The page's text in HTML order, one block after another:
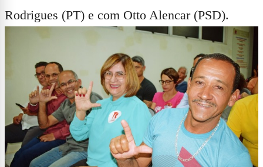
Rodrigues (PT) e com Otto Alencar (PSD).